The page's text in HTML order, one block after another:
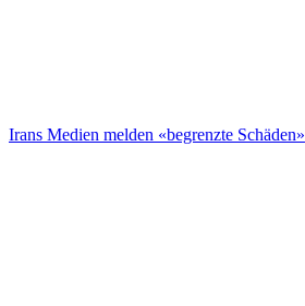
Irans Medien melden «begrenzte Schäden»